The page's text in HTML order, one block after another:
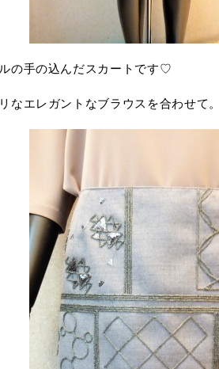
の手の込んだスカートです♡
なエレガントなブラウスを合わせて